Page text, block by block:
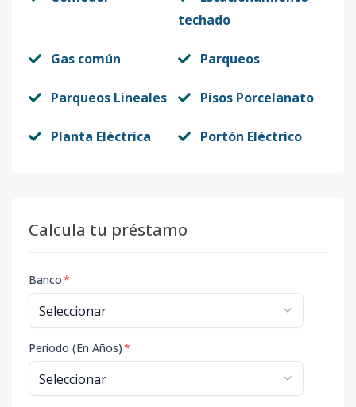
techado
Gas común Parqueos
Parqueos Lineales Pisos Porcelanato
Planta Eléctrica Portón Eléctrico
Calcula tu préstamo
Banco*
Período (En Años)*